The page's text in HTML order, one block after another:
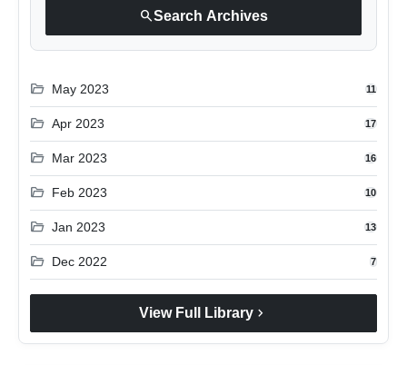
searchSearch Archives
folder_open May 2023 11
folder_open Apr 2023 17
folder_open Mar 2023 16
folder_open Feb 2023 10
folder_open Jan 2023 13
folder_open Dec 2022 7
View Full Library chevron_right